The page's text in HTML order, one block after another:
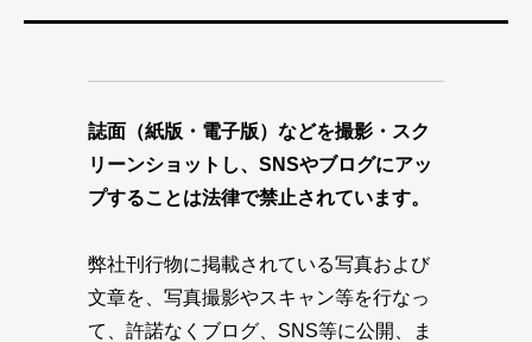
誌面（紙版・電子版）などを撮影・スク
リーンショットし、SNSやブログにアッ
プすることは法律で禁止されています。
弊社刊行物に掲載されている写真および
文章を、写真撮影やスキャン等を行なっ
て、許諾なくブログ、SNS等に公開、ま